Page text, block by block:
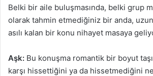
Belki bir aile buluşmasında, belki grup
olarak tahmin etmediğiniz bir anda,
asılı kalan bir konu nihayet masaya
Aşk: Bu konuşma romantik bir boyut
karşı hissettiğini ya da hissetmediğini